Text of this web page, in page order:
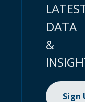
DATA
&
Sign